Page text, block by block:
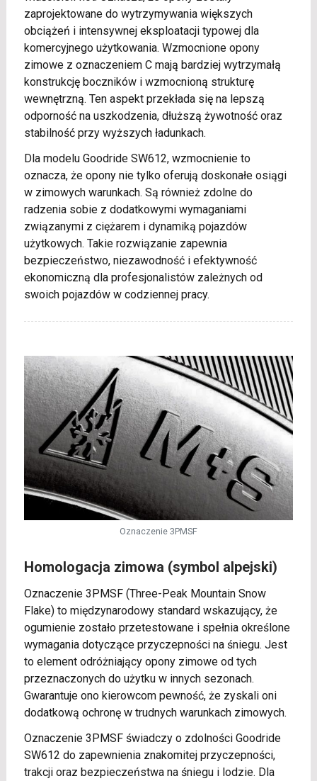
zaprojektowane do wytrzymywania większych
obciążeń i intensywnej eksploatacji typowej dla
komercyjnego użytkowania. Wzmocnione opony
zimowe z oznaczeniem C mają bardziej wytrzymałą
konstrukcję boczników i wzmocnioną strukturę
wewnętrzną. Ten aspekt przekłada się na lepszą
odporność na uszkodzenia, dłuższą żywotność oraz
stabilność przy wyższych ładunkach.
Dla modelu Goodride SW612, wzmocnienie to
oznacza, że opony nie tylko oferują doskonałe osiągi
w zimowych warunkach. Są również zdolne do
radzenia sobie z dodatkowymi wymaganiami
związanymi z ciężarem i dynamiką pojazdów
użytkowych. Takie rozwiązanie zapewnia
bezpieczeństwo, niezawodność i efektywność
ekonomiczną dla profesjonalistów zależnych od
swoich pojazdów w codziennej pracy.
Oznaczenie 3PMSF
Homologacja zimowa (symbol alpejski)
Oznaczenie 3PMSF (Three-Peak Mountain Snow
Flake) to międzynarodowy standard wskazujący, że
ogumienie zostało przetestowane i spełnia określone
wymagania dotyczące przyczepności na śniegu. Jest
to element odróżniający opony zimowe od tych
przeznaczonych do użytku w innych sezonach.
Gwarantuje ono kierowcom pewność, że zyskali oni
dodatkową ochronę w trudnych warunkach zimowych.
Oznaczenie 3PMSF świadczy o zdolności Goodride
SW612 do zapewnienia znakomitej przyczepności,
trakcji oraz bezpieczeństwa na śniegu i lodzie. Dla